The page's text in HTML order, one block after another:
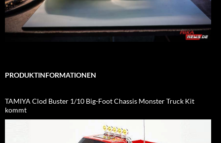
PRODUKTINFORMATIONEN
TAMIYA Clod Buster 1/10 Big-Foot Chassis Monster Truck Kit
kommt